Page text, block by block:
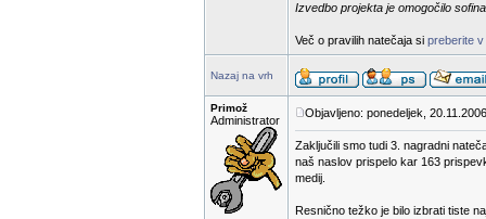
Izvedbo projekta je omogočilo
Več o pravilih natečaja si preberite
Nazaj na vrh
Primož
Administrator
Objavljeno: ponedeljek,
Zaključili smo tudi 3. nagradni
naš naslov prispelo kar 163
medij.
Resnično težko je bilo izbrati tiste